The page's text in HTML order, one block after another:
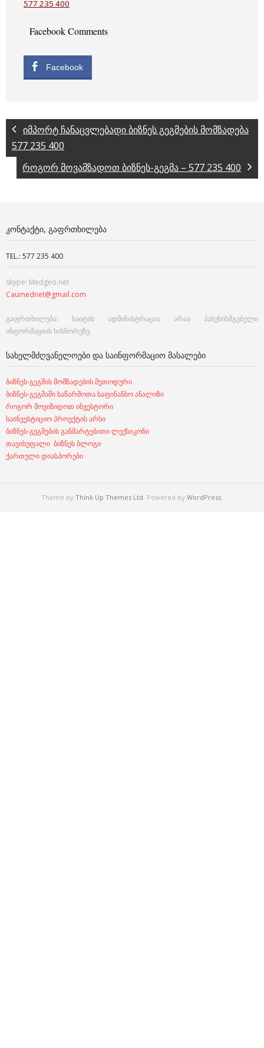
577 235 400
Facebook Comments
Facebook
იმპორტ ჩანაცვლებადი ბიზნეს გეგმების მომზადება
577 235 400
როგორ მოვამზადოთ ბიზნეს-გეგმა – 577 235 400
ᲙᲝᲜᲢᲐᲥᲢᲘ, ᲒᲐᲤᲠᲗᲮᲘᲚᲔᲑᲐ
TEL.: 577 235 400
skype: Medgeo.net
Caumednet@gmail.com
გაფრთხილება: საიტის ადმინისტრაცია არაა პასუხისმგებელი
ინფორმაციის სისწორეზე.
ᲡᲐᲮᲔᲚᲛᲫᲦᲕᲐᲜᲔᲚᲝᲔᲑᲘ ᲓᲐ ᲡᲐᲘᲜᲤᲝᲠᲛᲐᲪᲘᲝ ᲛᲐᲡᲐᲚᲔᲑᲘ
ბიზნეს-გეგმის მომზადების მეთოდური
ბიზნეს-გეგმაში საწარმოთა საფინანსო ანალიზი
როგორ მოვიზიდოთ ინვესტორი
საინვესტიციო პროექტის არსი
ბიზნეს-გეგმების განმარტებითი ლექსიკონი
თავისუფალი ბიზნეს ბლოგი
ქართული დიასპორები
Theme by Think Up Themes Ltd . Powered by WordPress